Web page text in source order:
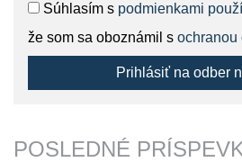
Súhlasím s podmienkami
že som sa oboznámil s ochranou
Prihlásiť na odber
POSLEDNÉ